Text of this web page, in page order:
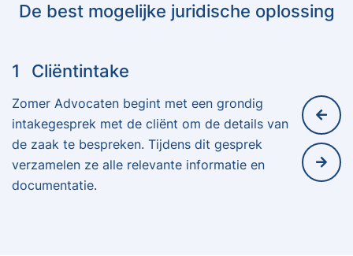
De best mogelijke juridische oplossing
1 Cliëntintake
Zomer Advocaten begint met een grondig
intakegesprek met de cliënt om de details van
de zaak te bespreken. Tijdens dit gesprek
verzamelen ze alle relevante informatie en
documentatie.